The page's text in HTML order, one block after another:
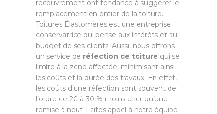
recouvrement ont tendance à suggérer le
remplacement en entier de la toiture.
Toitures Élastomères est une entreprise
conservatrice qui pense aux intérêts et au
budget de ses clients. Aussi, nous offrons
un service de réfection de toiture qui se
limite à la zone affectée, minimisant ainsi
les coûts et la durée des travaux. En effet,
les coûts d’une réfection sont souvent de
l’ordre de 20 à 30 % moins cher qu’une
remise à neuf. Faites appel à notre équipe